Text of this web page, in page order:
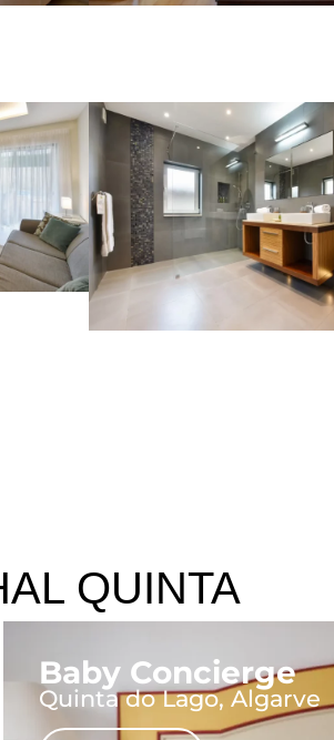
QUINTA
Baby Concierge
Quinta do Lago, Algarve